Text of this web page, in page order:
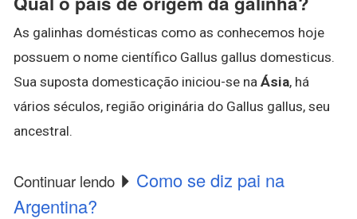
As galinhas domésticas como as conhecemos hoje
possuem o nome científico Gallus gallus domesticus.
Sua suposta domesticação iniciou-se na Ásia, há
vários séculos, região originária do Gallus gallus, seu
ancestral.
Continuar lendo
Como se diz pai na
Argentina?